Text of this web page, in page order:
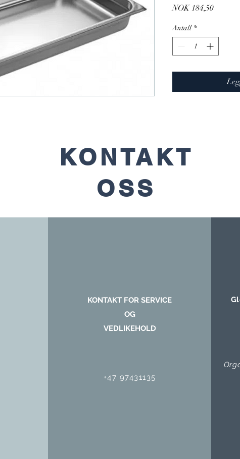
NOK 184,50Pris
Antall *
KONTAKT
OSS
KONTAKT FOR SERVICE
OG
VEDLIKEHOLD
+47 97431135